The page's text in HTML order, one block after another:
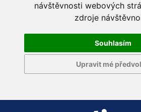
návštěvnosti webových
zdroje
Souhlasím
Upravit mé